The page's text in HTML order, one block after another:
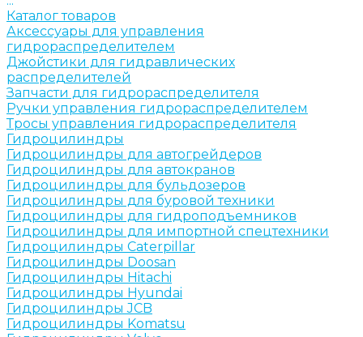
Каталог товаров
Аксессуары для управления
гидрораспределителем
Джойстики для гидравлических
распределителей
Запчасти для гидрораспределителя
Ручки управления гидрораспределителем
Тросы управления гидрораспределителя
Гидроцилиндры
Гидроцилиндры для автогрейдеров
Гидроцилиндры для автокранов
Гидроцилиндры для бульдозеров
Гидроцилиндры для буровой техники
Гидроцилиндры для гидроподъемников
Гидроцилиндры для импортной спецтехники
Гидроцилиндры Caterpillar
Гидроцилиндры Doosan
Гидроцилиндры Hitachi
Гидроцилиндры Hyundai
Гидроцилиндры JCB
Гидроцилиндры Komatsu